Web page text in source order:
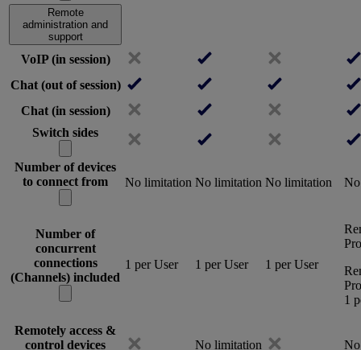
Remote
administration and
support
VoIP (in session)
Chat (out of session)
Chat (in session)
Switch sides
Number of devices
to connect from
No limitation No limitation No limitation
Number of
concurrent
connections
(Channels) included
1 per User 1 per User 1 per User
1
Remotely access &
control devices
No limitation